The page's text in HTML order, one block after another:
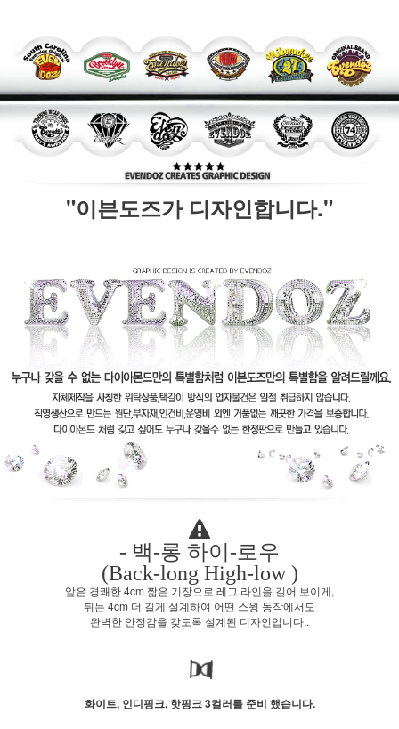
"이븐도즈가 디자인합니다."
- 백-롱 하이-로우
(Back-long High-low )
앞은 경쾌한 4cm 짧은 기장으로 레그 라인을 길어 보이게,
뒤는 4cm 더 길게 설계하여 어떤 스윙 동작에서도
완벽한 안정감을 갖도록 설계된 디자인입니다..
화이트, 인디핑크, 핫핑크 3컬러를 준비 했습니다.